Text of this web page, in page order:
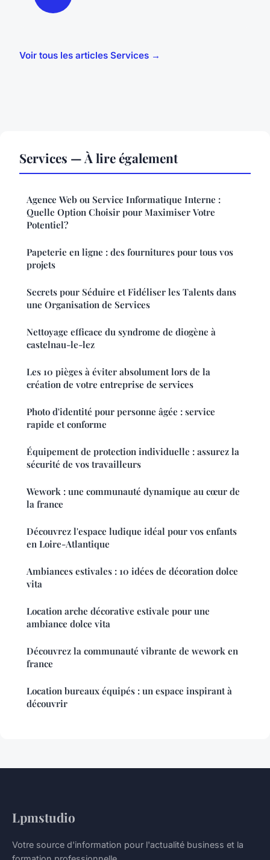
Voir tous les articles Services →
Services — À lire également
Agence Web ou Service Informatique Interne :
Quelle Option Choisir pour Maximiser Votre
Potentiel?
Papeterie en ligne : des fournitures pour tous vos
projets
Secrets pour Séduire et Fidéliser les Talents dans
une Organisation de Services
Nettoyage efficace du syndrome de diogène à
castelnau-le-lez
Les 10 pièges à éviter absolument lors de la
création de votre entreprise de services
Photo d'identité pour personne âgée : service
rapide et conforme
Équipement de protection individuelle : assurez la
sécurité de vos travailleurs
Wework : une communauté dynamique au cœur de
la france
Découvrez l'espace ludique idéal pour vos enfants
en Loire-Atlantique
Ambiances estivales : 10 idées de décoration dolce
vita
Location arche décorative estivale pour une
ambiance dolce vita
Découvrez la communauté vibrante de wework en
france
Location bureaux équipés : un espace inspirant à
découvrir
Lpmstudio
Votre source d'information pour l'actualité business et la